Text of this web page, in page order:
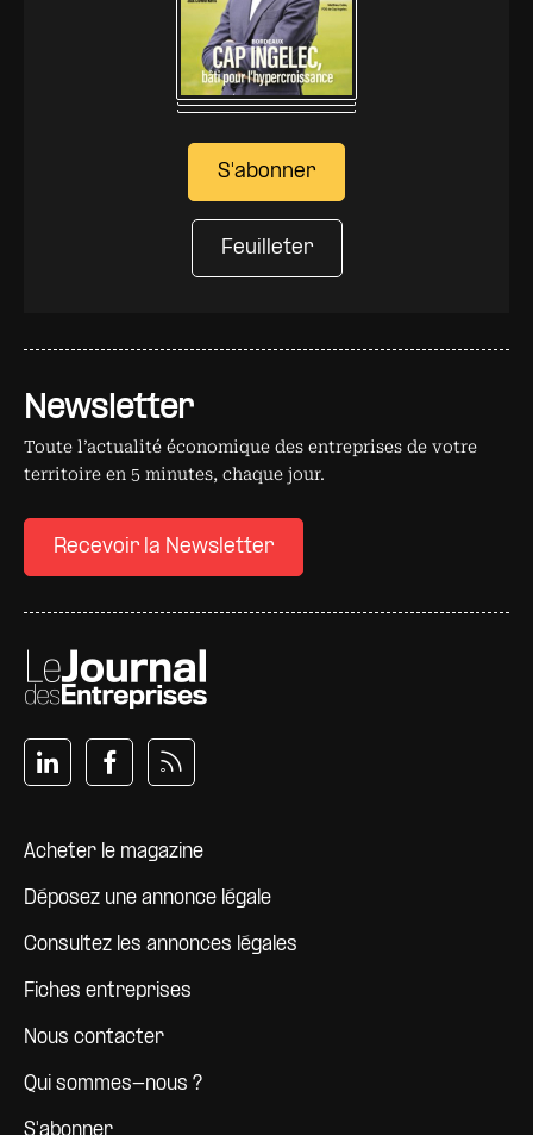
Newsletter
Toute l’actualité économique des entreprises de votre
territoire en 5 minutes, chaque jour.
Recevoir la Newsletter
Pied de page
Acheter le magazine
Déposez une annonce légale
Consultez les annonces légales
Fiches entreprises
Nous contacter
Qui sommes-nous ?
S'abonner
S'abonner
Feuilleter